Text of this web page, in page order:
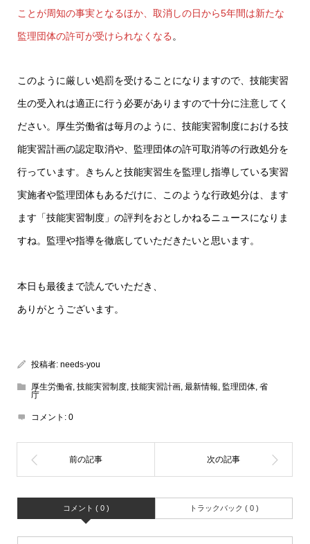
ことが周知の事実となるほか、取消しの日から5年間は新たな
監理団体の許可が受けられなくなる。
このように厳しい処罰を受けることになりますので、技能実習
生の受入れは適正に行う必要がありますので十分に注意してく
ださい。厚生労働省は毎月のように、技能実習制度における技
能実習計画の認定取消や、監理団体の許可取消等の行政処分を
行っています。きちんと技能実習生を監理し指導している実習
実施者や監理団体もあるだけに、このような行政処分は、ます
ます「技能実習制度」の評判をおとしかねるニュースになりま
すね。監理や指導を徹底していただきたいと思います。
本日も最後まで読んでいただき、
ありがとうございます。
投稿者: needs-you
厚生労働省, 技能実習制度, 技能実習計画, 最新情報 監理団体, 省
庁
コメント: 0
コメント ( 0 ) トラックバック ( 0 )